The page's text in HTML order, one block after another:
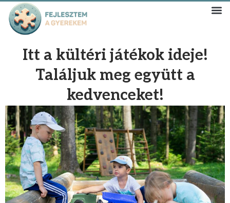
Itt a kültéri játékok ideje!
Találjuk meg együtt a
kedvenceket!